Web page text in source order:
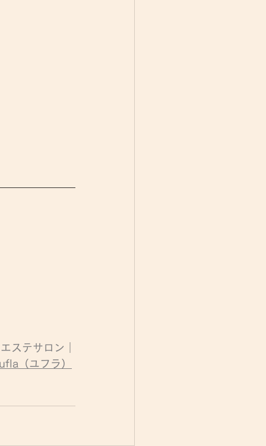
ステサロン｜
（ユフラ）